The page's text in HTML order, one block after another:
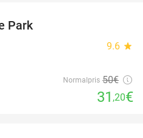
Park
9.6 star
Normalpris 50€
31 ,20€